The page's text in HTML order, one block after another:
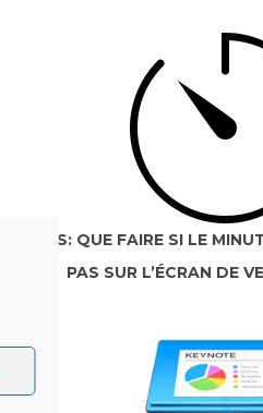
IOS: QUE FAIRE SI LE
PAS SUR L’ÉCRAN DE